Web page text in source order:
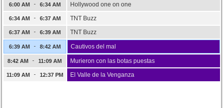
6:00 AM
- 6:34 AM Hollywood one on one
6:34 AM - 6:37 AM TNT Buzz
6:37 AM - 6:39 AM TNT Buzz
6:39 AM - 8:42 AM Cautivos del mal
8:42 AM - 11:09 AM Murieron con las botas puestas
11:09 AM - 12:37 PM El Valle de la Venganza